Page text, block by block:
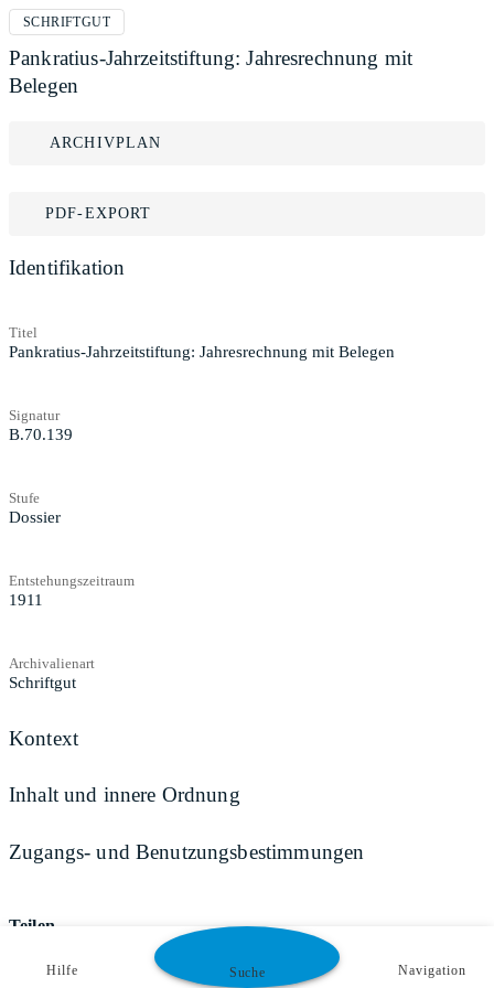
SCHRIFTGUT
Pankratius-Jahrzeitstiftung: Jahresrechnung mit
Belegen
ARCHIVPLAN
PDF-EXPORT
Identifikation
Titel
Pankratius-Jahrzeitstiftung: Jahresrechnung mit Belegen
Signatur
B.70.139
Stufe
Dossier
Entstehungszeitraum
1911
Archivalienart
Schriftgut
Kontext
Inhalt und innere Ordnung
Zugangs- und Benutzungsbestimmungen
Teilen
Hilfe Suche Navigation